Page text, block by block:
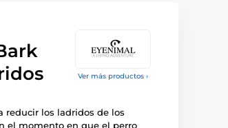
Ver más productos ›
reducir los ladridos de los
el momento en que el perro